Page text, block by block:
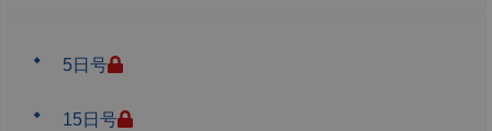
5日号
15日号